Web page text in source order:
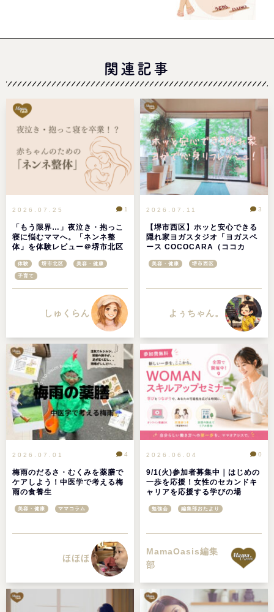
関連記事
2026.07.25
「もう限界…」夜泣き・抱っこ
寝に悩むママへ。「ネンネ整
体」を体験レビュー＠堺市北区
1
体験 堺市北区 美容・健康
子育て
しゅくらん
2026.07.11
【堺市西区】ホッと安心できる
隠れ家ヨガスタジオ「ヨガスペ
ース COCOCARA（ココカ
ュ！
3
美容・健康 堺市西区
よぅちゃん。
2026.07.01
梅雨のだるさ・むくみを薬膳で
ケアしよう！中医学で考える梅
雨の食養生
4
美容・健康 ママコラム
ほほほ
2026.06.04
9/1(火)参加者募集中｜はじめの
一歩を応援！女性のセカンドキ
ャリアを応援する学びの場
ー」
0
勉強会 編集部おたより
MamaOasis編集
部